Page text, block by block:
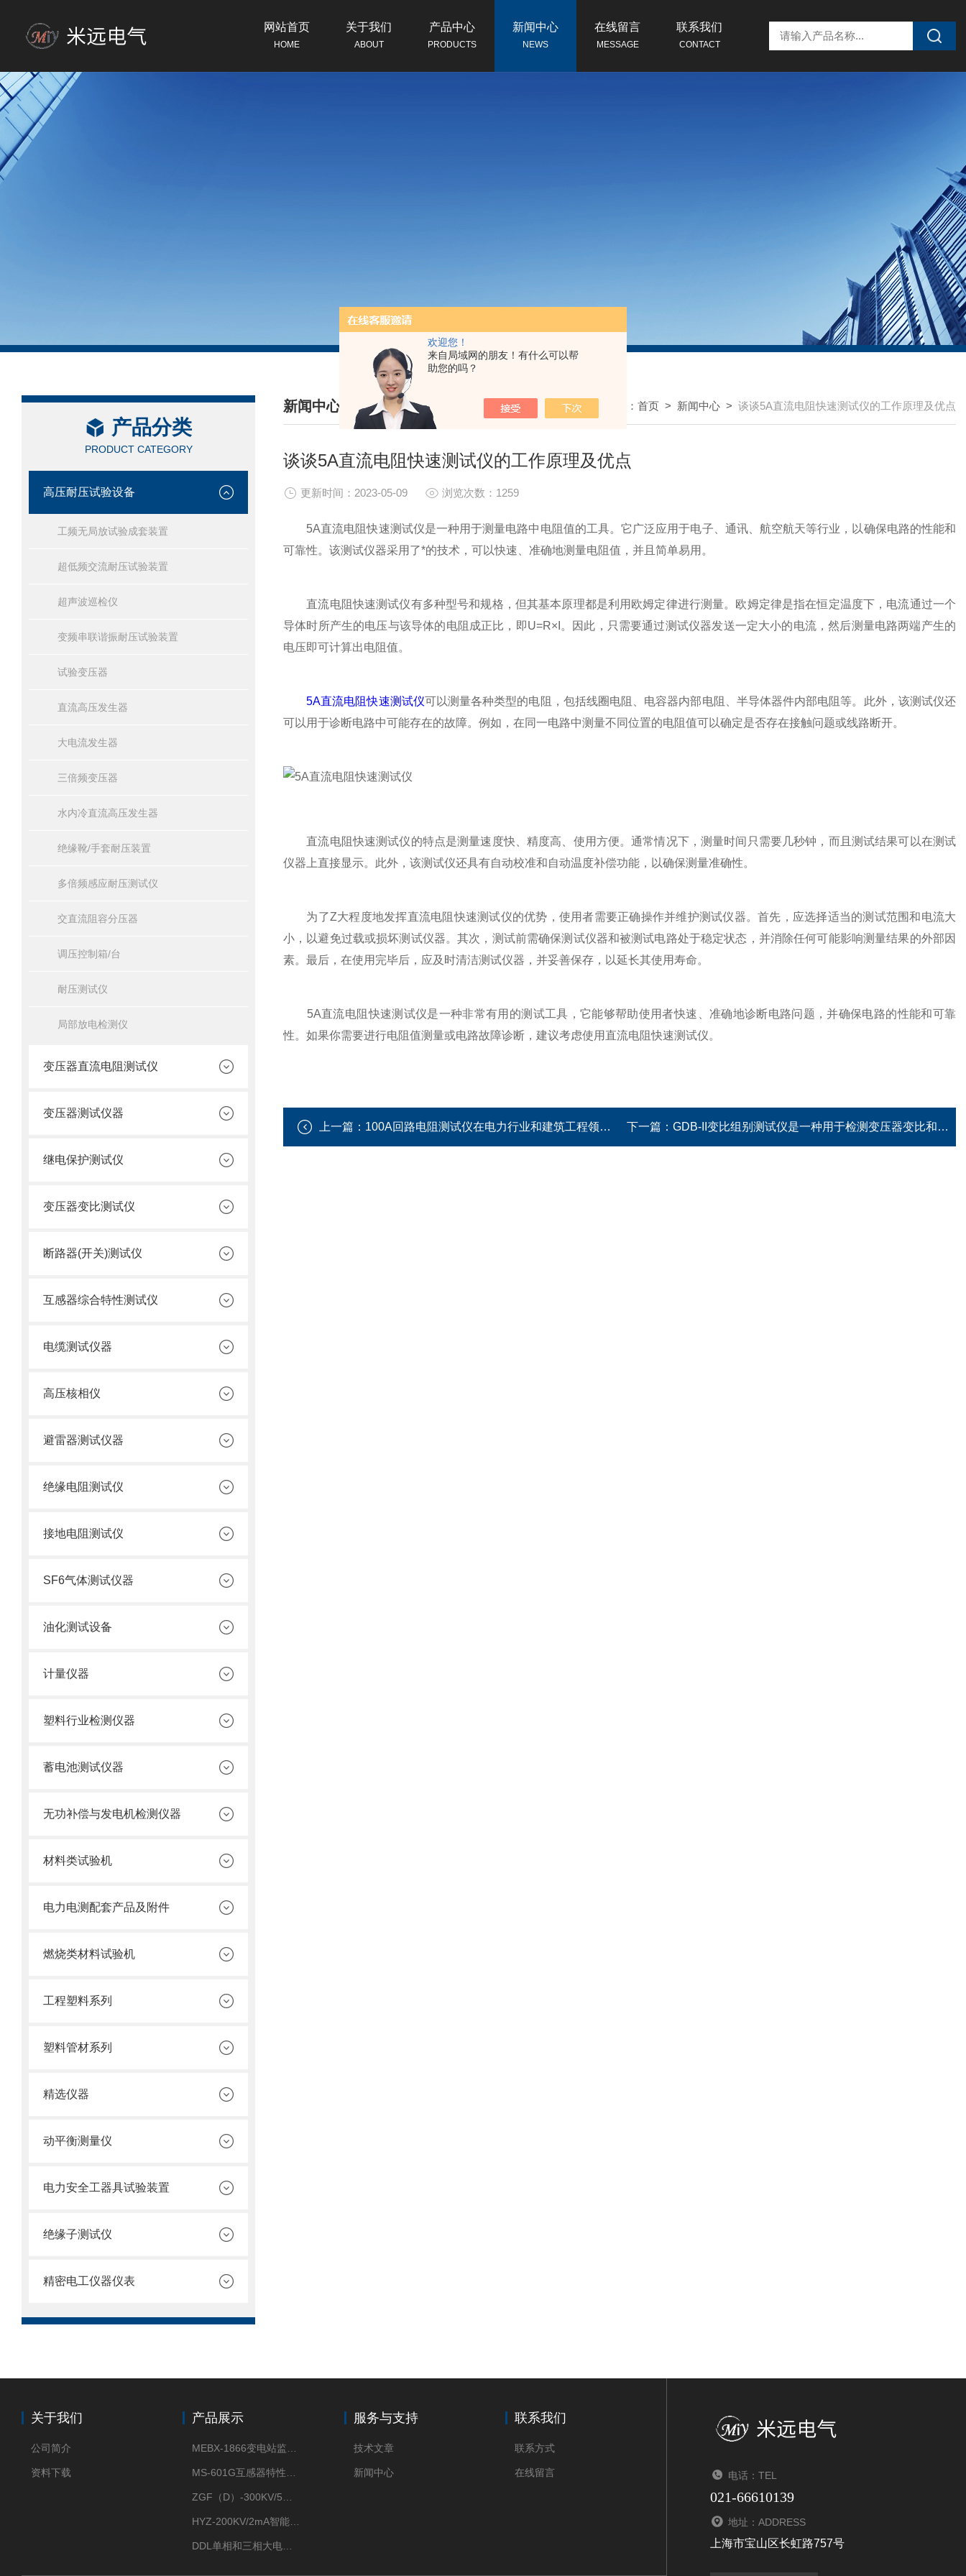
欢迎您！
来自局域网的朋友！有什么可以帮
助您的吗？
网站首页
HOME
关于我们
ABOUT
产品中心
PRODUCTS
新闻中心
NEWS
在线留言
MESSAGE
联系我们
CONTACT
产品分类
PRODUCT CATEGORY
高压耐压试验设备
工频无局放试验成套装置
超低频交流耐压试验装置
超声波巡检仪
变频串联谐振耐压试验装置
试验变压器
直流高压发生器
大电流发生器
三倍频变压器
水内冷直流高压发生器
绝缘靴/手套耐压装置
多倍频感应耐压测试仪
交直流阻容分压器
调压控制箱/台
耐压测试仪
局部放电检测仪
变压器直流电阻测试仪
变压器测试仪器
继电保护测试仪
变压器变比测试仪
断路器(开关)测试仪
互感器综合特性测试仪
电缆测试仪器
高压核相仪
避雷器测试仪器
绝缘电阻测试仪
接地电阻测试仪
SF6气体测试仪器
油化测试设备
计量仪器
塑料行业检测仪器
蓄电池测试仪器
无功补偿与发电机检测仪器
材料类试验机
电力电测配套产品及附件
燃烧类材料试验机
工程塑料系列
塑料管材系列
精选仪器
动平衡测量仪
电力安全工器具试验装置
绝缘子测试仪
精密电工仪器仪表
新闻中心
/ NEWS CENTER
我的位置： 首页 > 新闻中心 > 谈谈5A直流电阻快速测试仪的工作原理及优点
谈谈5A直流电阻快速测试仪的工作原理及优点
更新时间：2023-05-09 浏览次数：1259
5A直流电阻快速测试仪是一种用于测量电路中电阻值的工具。它广泛应用于电子、通讯、航空航天等行业，以确保电路的性能和
可靠性。该测试仪器采用了*的技术，可以快速、准确地测量电阻值，并且简单易用。
直流电阻快速测试仪有多种型号和规格，但其基本原理都是利用欧姆定律进行测量。欧姆定律是指在恒定温度下，电流通过一个
导体时所产生的电压与该导体的电阻成正比，即U=R×I。因此，只需要通过测试仪器发送一定大小的电流，然后测量电路两端产生的
电压即可计算出电阻值。
5A直流电阻快速测试仪可以测量各种类型的电阻，包括线圈电阻、电容器内部电阻、半导体器件内部电阻等。此外，该测试仪还
可以用于诊断电路中可能存在的故障。例如，在同一电路中测量不同位置的电阻值可以确定是否存在接触问题或线路断开。
直流电阻快速测试仪的特点是测量速度快、精度高、使用方便。通常情况下，测量时间只需要几秒钟，而且测试结果可以在测试
仪器上直接显示。此外，该测试仪还具有自动校准和自动温度补偿功能，以确保测量准确性。
为了Z大程度地发挥直流电阻快速测试仪的优势，使用者需要正确操作并维护测试仪器。首先，应选择适当的测试范围和电流大
小，以避免过载或损坏测试仪器。其次，测试前需确保测试仪器和被测试电路处于稳定状态，并消除任何可能影响测量结果的外部因
素。最后，在使用完毕后，应及时清洁测试仪器，并妥善保存，以延长其使用寿命。
5A直流电阻快速测试仪是一种非常有用的测试工具，它能够帮助使用者快速、准确地诊断电路问题，并确保电路的性能和可靠
性。如果你需要进行电阻值测量或电路故障诊断，建议考虑使用直流电阻快速测试仪。
上一篇： 100A回路电阻测试仪在电力行业和建筑工程领域被广泛使用 下一篇： GDB-II变比组别测试仪是一种用于检测变压器变比和组别的电力测试设备
关于我们
公司简介
资料下载
产品展示 服务与支持
技术文章
新闻中心
联系我们
联系方式
在线留言 电话：TEL
021-66610139
地址：ADDRESS
上海市宝山区长虹路757号